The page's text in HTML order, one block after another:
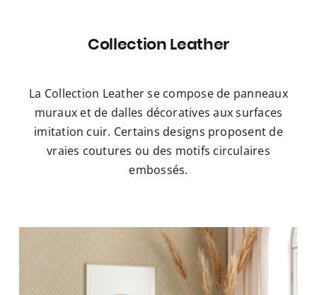
Collection Leather
La Collection Leather se compose de panneaux
muraux et de dalles décoratives aux surfaces
imitation cuir. Certains designs proposent de
vraies coutures ou des motifs circulaires
embossés.